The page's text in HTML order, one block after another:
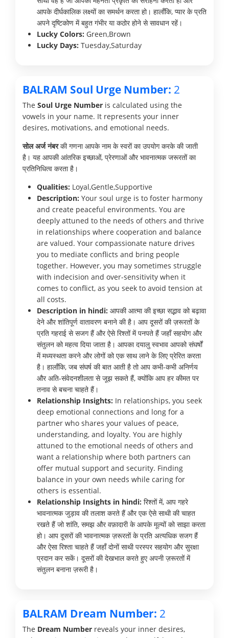
आपके दीर्घकालिक लक्ष्यों का समर्थन करता हो। हालाँकि, प्यार के प्रति
अपने दृष्टिकोण में बहुत गंभीर या कठोर होने से सावधान रहें।
Lucky Colors: Green,Brown
Lucky Days: Tuesday,Saturday
BALRAM Soul Urge Number: 2
The Soul Urge Number is calculated using the
vowels in your name. It represents your inner
desires, motivations, and emotional needs.
सोल अर्ज नंबरकी गणना आपके नाम के स्वरों का उपयोग करके की जाती
है। यह आपकी आंतरिक इच्छाओं, प्रेरणाओं और भावनात्मक जरूरतों का
प्रतिनिधित्व करता है।
Qualities: Loyal,Gentle,Supportive
Description: Your soul urge is to foster harmony
and create peaceful environments. You are
deeply attuned to the needs of others and thrive
in relationships where cooperation and balance
are valued. Your compassionate nature drives
you to mediate conflicts and bring people
together. However, you may sometimes struggle
with indecision and over-sensitivity when it
comes to conflict, as you seek to avoid tension at
all costs.
Description in hindi: आपकी आत्मा की इच्छा सद्भाव को बढ़ावा
देने और शांतिपूर्ण वातावरण बनाने की है। आप दूसरों की ज़रूरतों के
प्रति गहराई से सजग हैं और ऐसे रिश्तों में पनपते हैं जहाँ सहयोग और
संतुलन को महत्व दिया जाता है। आपका दयालु स्वभाव आपको संघर्षों
में मध्यस्थता करने और लोगों को एक साथ लाने के लिए प्रेरित करता
है। हालाँकि, जब संघर्ष की बात आती है तो आप कभी-कभी अनिर्णय
और अति-संवेदनशीलता से जूझ सकते हैं, क्योंकि आप हर कीमत पर
तनाव से बचना चाहते हैं।
Relationship Insights: In relationships, you seek
deep emotional connections and long for a
partner who shares your values of peace,
understanding, and loyalty. You are highly
attuned to the emotional needs of others and
want a relationship where both partners can
offer mutual support and security. Finding
balance in your own needs while caring for
others is essential.
Relationship Insights in hindi: रिश्तों में, आप गहरे
भावनात्मक जुड़ाव की तलाश करते हैं और एक ऐसे साथी की चाहत
रखते हैं जो शांति, समझ और वफ़ादारी के आपके मूल्यों को साझा करता
हो। आप दूसरों की भावनात्मक ज़रूरतों के प्रति अत्यधिक सजग हैं
और ऐसा रिश्ता चाहते हैं जहाँ दोनों साथी परस्पर सहयोग और सुरक्षा
प्रदान कर सकें। दूसरों की देखभाल करते हुए अपनी ज़रूरतों में
संतुलन बनाना ज़रूरी है।
BALRAM Dream Number: 2
The Dream Number reveals your inner desires,